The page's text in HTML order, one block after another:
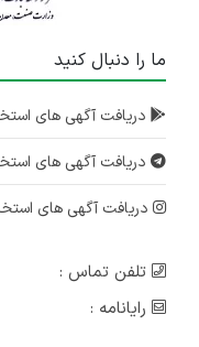
ما را دنبال کنید
دریافت آگهی های
دریافت آگهی های
دریافت آگهی های
تلفن تماس :
رایانامه :